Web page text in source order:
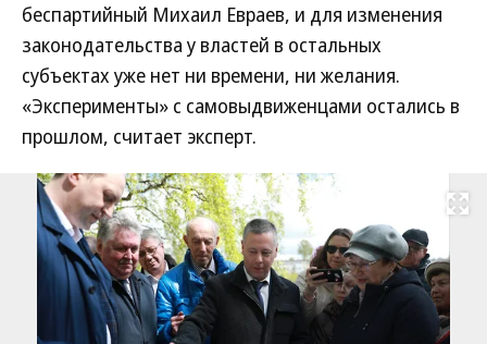
беспартийный Михаил Евраев, и для изменения
законодательства у властей в остальных
субъектах уже нет ни времени, ни желания.
«Эксперименты» с самовыдвиженцами остались в
прошлом, считает эксперт.
Развернуть